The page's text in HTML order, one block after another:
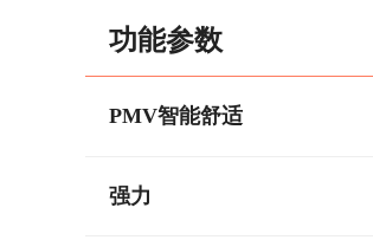
功能参数
PMV智能舒适
强力